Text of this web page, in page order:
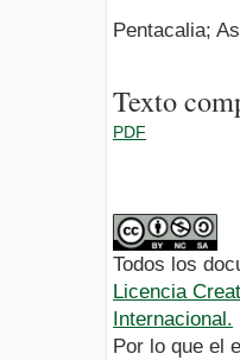
Pentacalia;
Texto
PDF
Todos los
Licencia
Internacional.
Por lo que el